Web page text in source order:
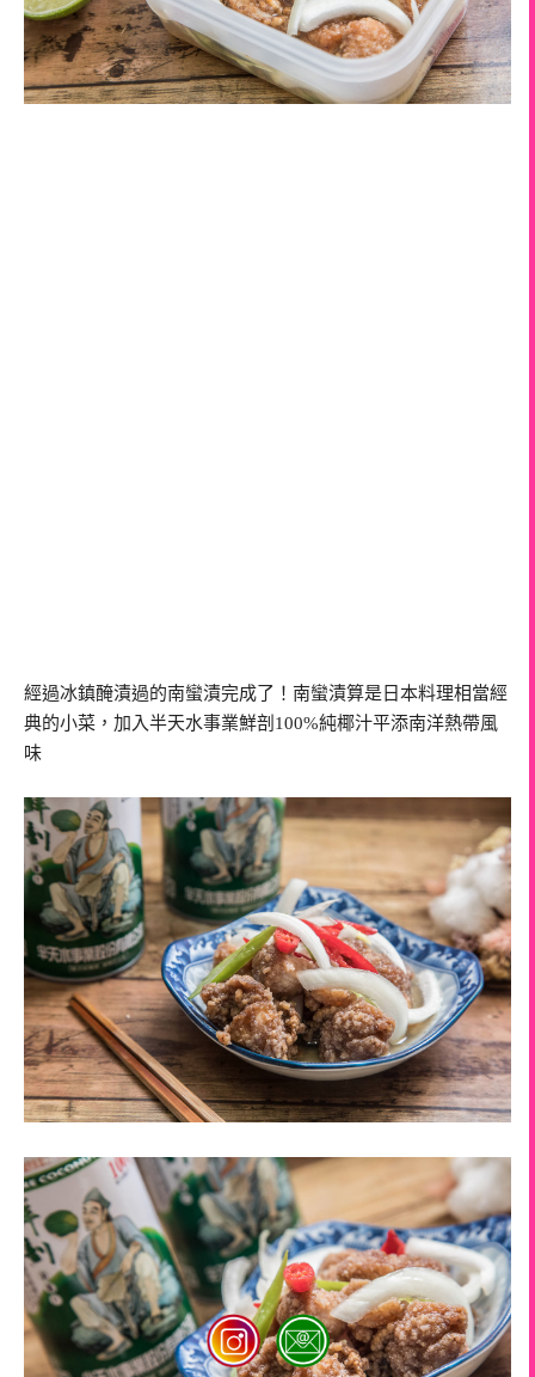
經過冰鎮醃漬過的南蠻漬完成了！南蠻漬算是日本料理相當經
典的小菜，加入半天水事業鮮剖100%純椰汁平添南洋熱帶風
味